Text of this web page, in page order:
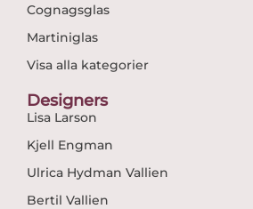
Cognagsglas
Martiniglas
Visa alla kategorier
Designers
Lisa Larson
Kjell Engman
Ulrica Hydman Vallien
Bertil Vallien